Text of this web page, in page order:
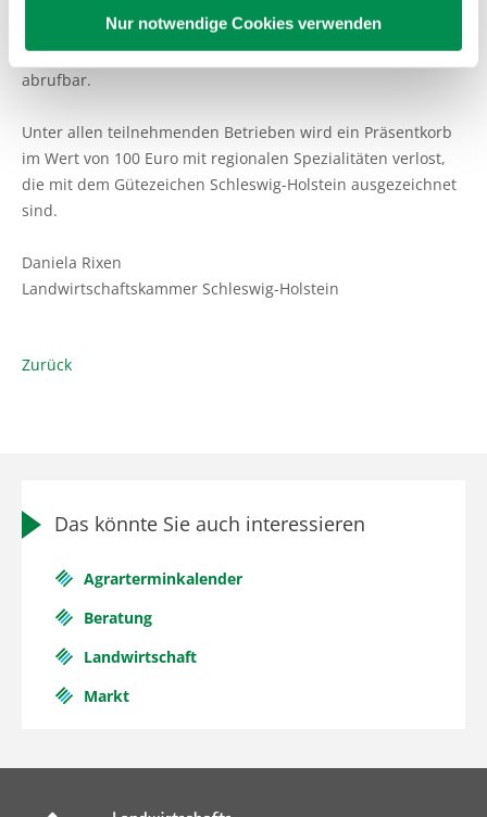
Nur notwendige Cookies verwenden
Weitere Informationen, Teilnahmevoraussetzungen und das
Anmeldeformular sind online unter folgendemLink
abrufbar.
Unter allen teilnehmenden Betrieben wird ein Präsentkorb
im Wert von 100 Euro mit regionalen Spezialitäten verlost,
die mit dem Gütezeichen Schleswig-Holstein ausgezeichnet
sind.
Daniela Rixen
Landwirtschaftskammer Schleswig-Holstein
Zurück
Das könnte Sie auch interessieren
Agrarterminkalender
Beratung
Landwirtschaft
Markt